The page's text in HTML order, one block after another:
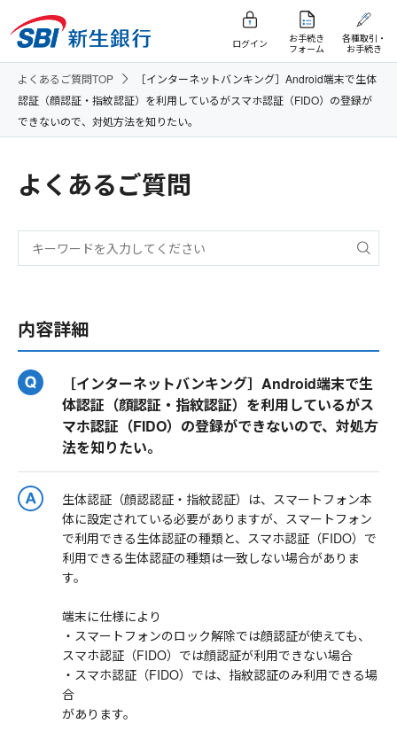
ログイン
お手続き
フォーム
各種取引・
お手続き
よくあるご質問TOP
［インターネットバンキング］Android端末で生体
認証（顔認証・指紋認証）を利用しているがスマホ認証（FIDO）の登録が
できないので、対処方法を知りたい。
よくあるご質問
内容詳細
［インターネットバンキング］Android端末で生
体認証（顔認証・指紋認証）を利用しているがス
マホ認証（FIDO）の登録ができないので、対処方
法を知りたい。
生体認証（顔認認証・指紋認証）は、スマートフォン本
体に設定されている必要がありますが、スマートフォン
で利用できる生体認証の種類と、スマホ認証（FIDO）で
利用できる生体認証の種類は一致しない場合がありま
す。
端末に仕様により
・スマートフォンのロック解除では顔認証が使えても、
スマホ認証（FIDO）では顔認証が利用できない場合
・スマホ認証（FIDO）では、指紋認証のみ利用できる場
合
があります。